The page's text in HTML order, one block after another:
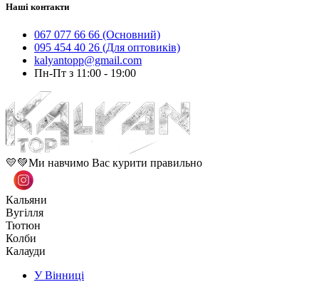
Наші контакти
067 077 66 66 (Основний)
095 454 40 26 (Для оптовиків)
kalyantopp@gmail.com
Пн-Пт з 11:00 - 19:00
💛💚Ми навчимо Вас курити правильно
Кальяни
Вугілля
Тютюн
Колби
Калауди
У Вінниці